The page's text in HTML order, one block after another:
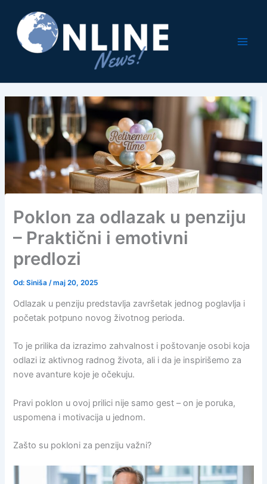
sadržaj
Poklon za odlazak u penziju
– Praktični i emotivni
predlozi
Od: Siniša /maj 20, 2025
Odlazak u penziju predstavlja završetak jednog poglavlja i
početak potpuno novog životnog perioda.
To je prilika da izrazimo zahvalnost i poštovanje osobi koja
odlazi iz aktivnog radnog života, ali i da je inspirišemo za
nove avanture koje je očekuju.
Pravi poklon u ovoj prilici nije samo gest – on je poruka,
uspomena i motivacija u jednom.
Zašto su pokloni za penziju važni?